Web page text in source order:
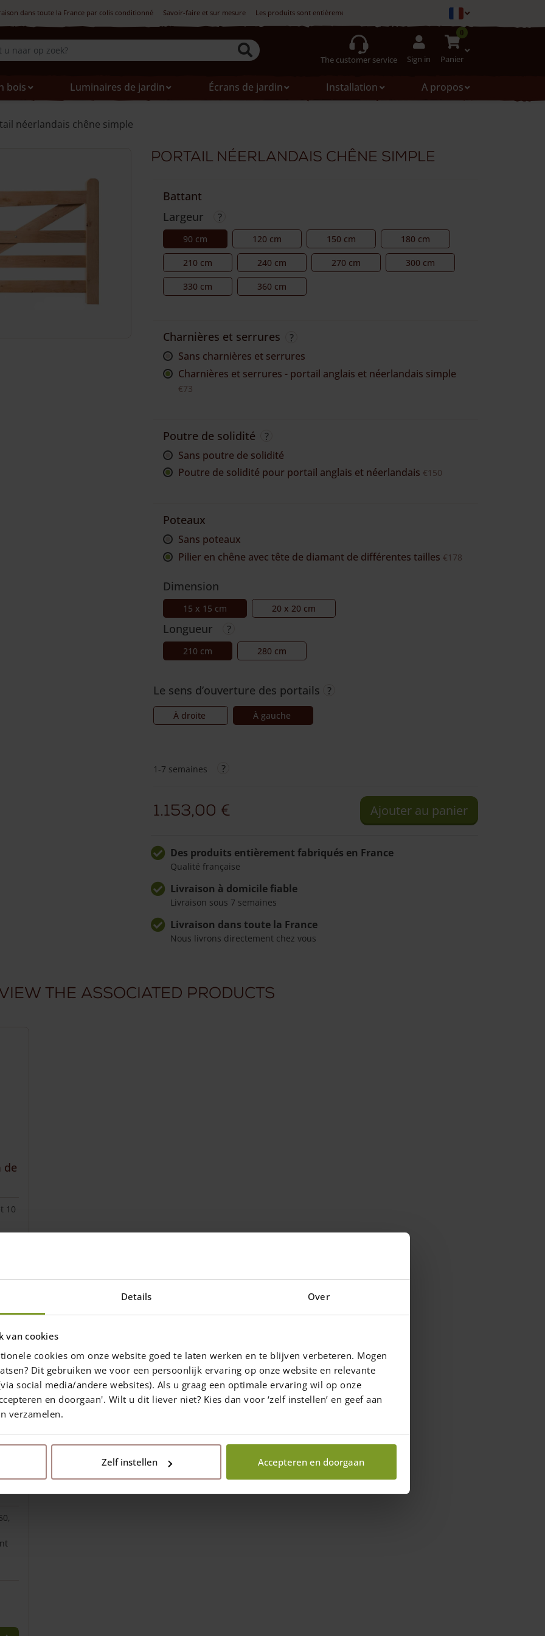
Details Over
van cookies
cookies om onze website goed te laten werken en te blijven verbeteren. Mogen
Dit gebruiken we voor een persoonlijk ervaring op onze website en relevante
social media/andere websites). Als u graag een optimale ervaring wil op onze
en doorgaan'. Wilt u dit liever niet? Kies dan voor ‘zelf instellen’ en geef aan
verzamelen.
Zelf instellen Accepteren en doorgaan
dans toute la France par colis conditionné Savoir-faire et sur mesure Les produits sont entièrement fabriqués en France.
The customer service Sign in
0
Panier
bois
Luminaires de jardin
Écrans de jardin
Installation
A propos
néerlandais chêne simple
Portail néerlandais chêne simple
Battant
Largeur
90 cm 120 cm 150 cm 180 cm
210 cm 240 cm 270 cm 300 cm
330 cm 360 cm
Charnières et serrures
sans charnières et serrures
Charnières et serrures - portail anglais et néerlandais simple
€73
Poutre de solidité
sans poutre de solidité
Poutre de solidité pour portail anglais et néerlandais €150
Poteaux
sans poteaux
Pilier en chêne avec tête de diamant de différentes tailles €178
Dimension
15 x 15 cm 20 x 20 cm
Longueur
210 cm 280 cm
Le sens d’ouverture des portails
À droite À gauche
1-7 semaines
1.153,00 € Ajouter au panier
Des produits entièrement fabriqués en France
Qualité française
Livraison à domicile fiable
Livraison sous 7 semaines
Livraison dans toute la France
Nous livrons directement chez vous
the associated products
de
10